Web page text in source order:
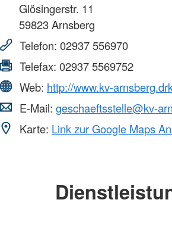
Glösingerstr. 11
59823Arnsberg
Telefon: 02937 556970
Telefax: 02937 5569752
Web: http://www.kv-
E-Mail: geschaeftsstelle@kv-
Karte: Link zur Google Maps